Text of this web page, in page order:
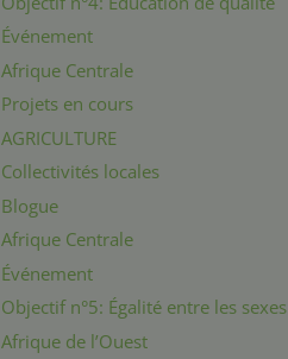
Événement
Afrique Centrale
Projets en cours
AGRICULTURE
Collectivités locales
Blogue
Afrique Centrale
Événement
Objectif n°5: Égalité entre les sexes
Afrique de l’Ouest